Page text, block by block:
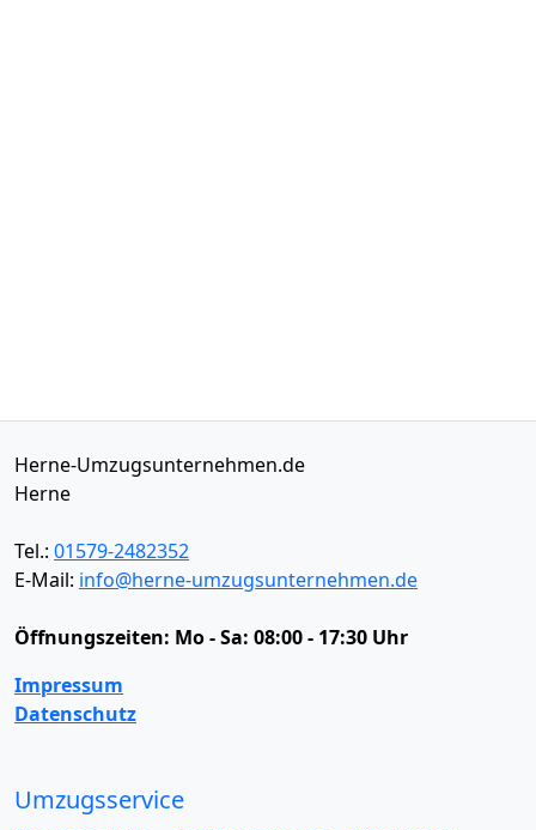
Herne-Umzugsunternehmen.de
Herne
Tel.: 01579-2482352
E-Mail: info@herne-umzugsunternehmen.de
Öffnungszeiten: Mo - Sa: 08:00 - 17:30 Uhr
Impressum
Datenschutz
Umzugsservice